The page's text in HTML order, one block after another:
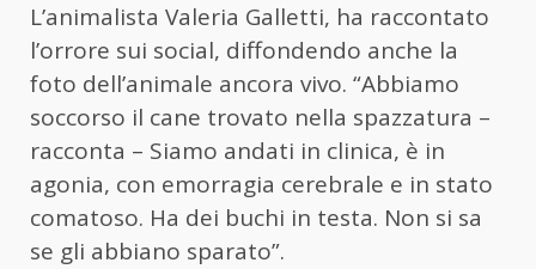
L’animalista Valeria Galletti, ha raccontato
l’orrore sui social, diffondendo anche la
foto dell’animale ancora vivo. “Abbiamo
soccorso il cane trovato nella spazzatura –
racconta – Siamo andati in clinica, è in
agonia, con emorragia cerebrale e in stato
comatoso. Ha dei buchi in testa. Non si sa
se gli abbiano sparato”.